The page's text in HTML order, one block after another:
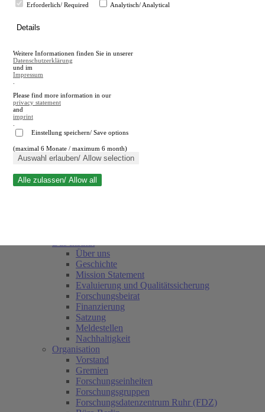
en
A
A
Suche schließen
Über uns
Geschichte
Mission Statement
Evaluierung und Qualitätssicherung
Forschungsbeirat
Finanzierung
Satzung
Meldestellen
Nachhaltigkeit
Organisation
Vorstand
Gremien
Forschungseinheiten
Forschungsgruppen
Forschungsdatenzentrum Ruhr (FDZ)
Erforderlich/ Required
Analytisch/ Analytical
Details
Weitere Informationen finden Sie in unserer
Datenschutzerklärung
und im
Impressum
Please find more information in our
privacy statement
and
imprint
Einstellung speichern/ Save options
(maximal 6 Monate / maximum 6 month)
Auswahl erlauben/ Allow selection
Alle zulassen/ Allow all